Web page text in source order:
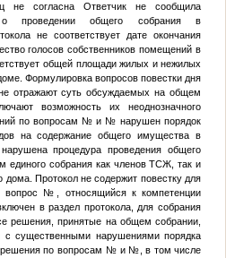
не согласна Ответчик не сообщила
о проведении общего собрания в
не соответствует дате окончания
голосов собственников помещений в
общей площади жилых и нежилых
Формулировка вопросов повестки дня
отражают суть обсуждаемых на общем
возможность их неоднозначного
по вопросам № и № нарушен порядок
на содержание общего имущества в
процедура проведения общего
единого собрания как членов ТСЖ, так и
дома. Протокол не содержит повестку для
№
, относящийся к компетенции
в раздел протокола, для собрания
решения, принятые на общем собрании,
с существенными нарушениями порядка
по вопросам № и № , в том числе